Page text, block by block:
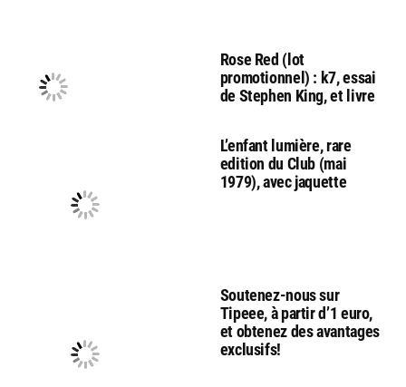
Rose Red (lot
promotionnel) : k7, essai
de Stephen King, et livre
L’enfant lumière, rare
edition du Club (mai
1979), avec jaquette
Soutenez-nous sur
Tipeee, à partir d’1 euro,
et obtenez des avantages
exclusifs!